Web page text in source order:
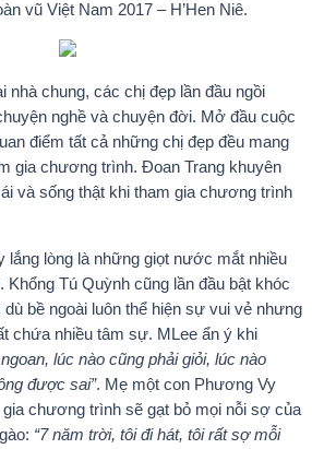
vũ Việt Nam 2017 – H’Hen Niê.
nhà chung, các chị đẹp lần đầu ngồi
nghề và chuyện đời. Mở đầu cuộc
điểm tất cả những chị đẹp đều mang
gia chương trình. Đoan Trang khuyên
và sống thật khi tham gia chương trình
lắng lòng là những giọt nước mắt nhiều
Tú Quỳnh cũng lần đầu bật khóc
bề ngoài luôn thể hiện sự vui vẻ nhưng
chứa nhiều tâm sự. MLee ẩn ý khi
lúc nào cũng phải giỏi, lúc nào
được sai”. Mẹ một con Phương Vy
chương trình sẽ gạt bỏ mọi nỗi sợ của
“7 năm trời, tôi đi hát, tôi rất sợ mỗi